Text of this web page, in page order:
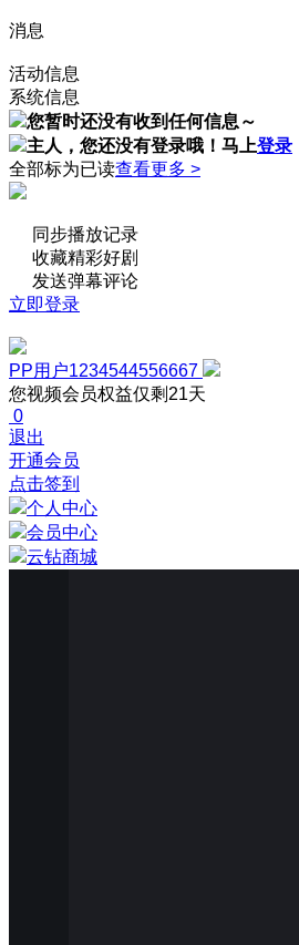
消息
活动信息
系统信息
您暂时还没有收到任何信息～
主人，您还没有登录哦！ 马上登录
全部标为已读查看更多 >
同步播放记录
收藏精彩好剧
发送弹幕评论
立即登录
PP用户1234544556667
您视频会员权益仅剩21天
0
退出
开通会员
点击签到
个人中心
会员中心
云钻商城